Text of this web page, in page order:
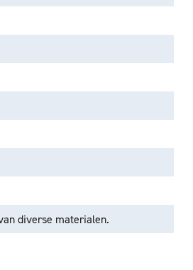
diverse materialen.